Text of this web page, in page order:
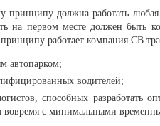
принципу должна работать
на первом месте должен быть
работает компания СВ
автопарком;
водителей;
способных разработать
вовремя с минимальными